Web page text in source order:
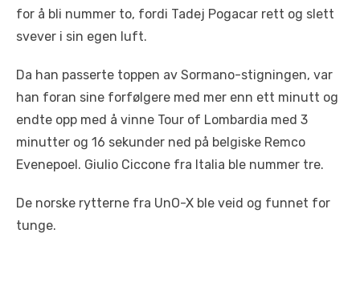
for å bli nummer to, fordi Tadej Pogacar rett og slett
svever i sin egen luft.
Da han passerte toppen av Sormano-stigningen, var
han foran sine forfølgere med mer enn ett minutt og
endte opp med å vinne Tour of Lombardia med 3
minutter og 16 sekunder ned på belgiske Remco
Evenepoel. Giulio Ciccone fra Italia ble nummer tre.
De norske rytterne fra UnO-X ble veid og funnet for
tunge.